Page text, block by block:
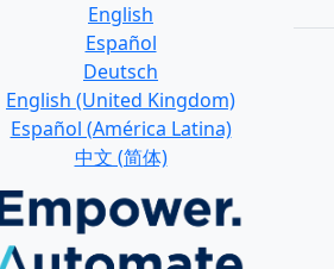
English
Español
Deutsch
English (United Kingdom)
Español (América Latina)
中文 (简体)